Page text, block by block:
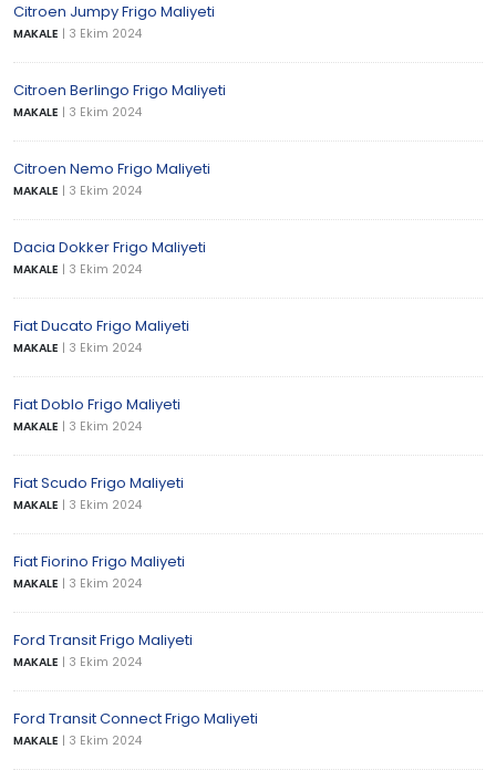
Citroen Jumpy Frigo Maliyeti
MAKALE | 3 Ekim 2024
Citroen Berlingo Frigo Maliyeti
MAKALE | 3 Ekim 2024
Citroen Nemo Frigo Maliyeti
MAKALE | 3 Ekim 2024
Dacia Dokker Frigo Maliyeti
MAKALE | 3 Ekim 2024
Fiat Ducato Frigo Maliyeti
MAKALE | 3 Ekim 2024
Fiat Doblo Frigo Maliyeti
MAKALE | 3 Ekim 2024
Fiat Scudo Frigo Maliyeti
MAKALE | 3 Ekim 2024
Fiat Fiorino Frigo Maliyeti
MAKALE | 3 Ekim 2024
Ford Transit Frigo Maliyeti
MAKALE | 3 Ekim 2024
Ford Transit Connect Frigo Maliyeti
MAKALE | 3 Ekim 2024